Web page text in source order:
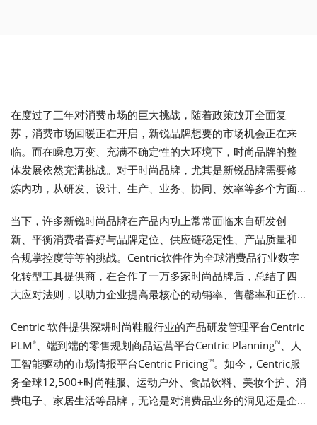
在度过了三年对消费市场的巨大挑战，随着政策放开全面复
苏，消费市场回暖正在开启，新锐品牌想要的市场机会正在来
临。而在瞬息万变、充满不确定性的大环境下，时尚品牌的整
体发展依然充满挑战。对于时尚品牌，尤其是新锐品牌需要修
炼内功，从研发、设计、生产、业务、协同、效率等多个方面
强有力的支持。
当下，许多新锐时尚品牌在产品内功上常常面临来自研发创
新、平衡消费者喜好与品牌定位、供应链稳定性、产品质量和
合规掌控度等等的挑战。Centric软件作为全球消费品行业数字
化转型工具提供商，在合作了一万多家时尚品牌后，总结了四
大应对法则，以助力企业提高最核心的动销率、售罄率和正价
Centric 软件提供深耕时尚鞋服行业的产品研发管理平台Centric
PLM ® 、端到端的零售规划商品运营平台Centric PlanningTM 、人
工智能驱动的市场情报平台Centric PricingTM。如今，Centric服
务全球12,500+时尚鞋服、运动户外、食品饮料、美妆个护、消
费电子、家居生活等品牌，无论是对消费品业务的洞见还是企